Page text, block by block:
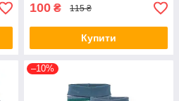
100 ₴ 115 ₴
Купити
–10%